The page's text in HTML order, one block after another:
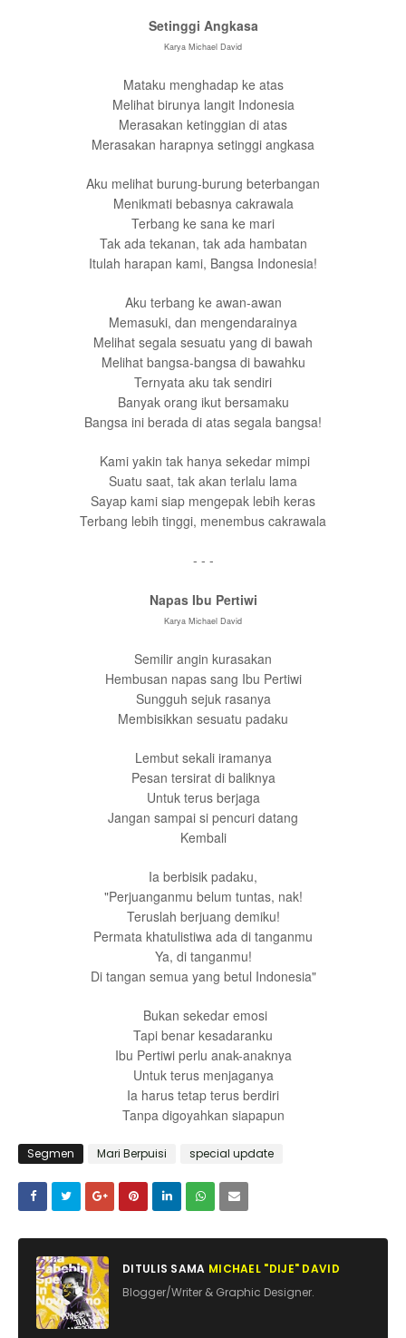
Setinggi Angkasa
Karya Michael David
Mataku menghadap ke atas
Melihat birunya langit Indonesia
Merasakan ketinggian di atas
Merasakan harapnya setinggi angkasa
Aku melihat burung-burung beterbangan
Menikmati bebasnya cakrawala
Terbang ke sana ke mari
Tak ada tekanan, tak ada hambatan
Itulah harapan kami, Bangsa Indonesia!
Aku terbang ke awan-awan
Memasuki, dan mengendarainya
Melihat segala sesuatu yang di bawah
Melihat bangsa-bangsa di bawahku
Ternyata aku tak sendiri
Banyak orang ikut bersamaku
Bangsa ini berada di atas segala bangsa!
Kami yakin tak hanya sekedar mimpi
Suatu saat, tak akan terlalu lama
Sayap kami siap mengepak lebih keras
Terbang lebih tinggi, menembus cakrawala
- - -
Napas Ibu Pertiwi
Karya Michael David
Semilir angin kurasakan
Hembusan napas sang Ibu Pertiwi
Sungguh sejuk rasanya
Membisikkan sesuatu padaku
Lembut sekali iramanya
Pesan tersirat di baliknya
Untuk terus berjaga
Jangan sampai si pencuri datang
Kembali
Ia berbisik padaku,
"Perjuanganmu belum tuntas, nak!
Teruslah berjuang demiku!
Permata khatulistiwa ada di tanganmu
Ya, di tanganmu!
Di tangan semua yang betul Indonesia"
Bukan sekedar emosi
Tapi benar kesadaranku
Ibu Pertiwi perlu anak-anaknya
Untuk terus menjaganya
Ia harus tetap terus berdiri
Tanpa digoyahkan siapapun
Segmen Mari Berpuisi special update
DITULIS SAMA MICHAEL "DIJE" DAVID
Blogger/Writer & Graphic Designer.